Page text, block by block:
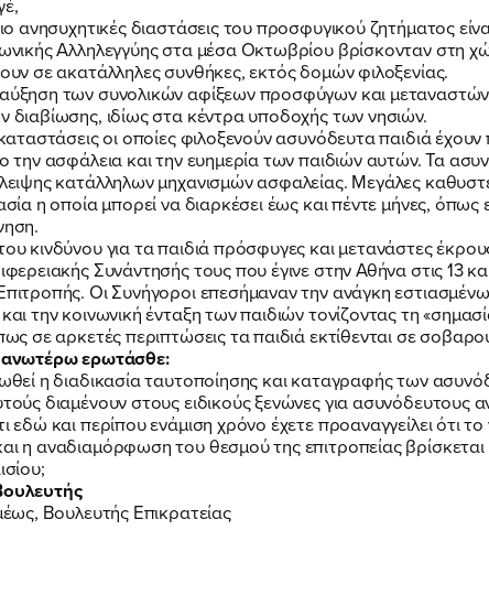
ΠΟΙΑ
ΕΡΓΟ
ΝΕΑ
ΕΛΑ ΚΙ
ανησυχητικές διαστάσεις του προσφυγικού ζητήματος
Αλληλεγγύης στα μέσα Οκτωβρίου βρίσκονταν στη
σε ακατάλληλες συνθήκες, εκτός δομών φιλοξενίας.
των συνολικών αφίξεων προσφύγων και
ιδίως στα κέντρα υποδοχής των νησιών.
οι οποίες φιλοξενούν ασυνόδευτα παιδιά
την ασφάλεια και την ευημερία των παιδιών αυτών. Τα
κατάλληλων μηχανισμών ασφαλείας. Μεγάλες
η οποία μπορεί να διαρκέσει έως και πέντε μήνες, όπως
κινδύνου για τα παιδιά πρόσφυγες και μετανάστες
Συνάντησής τους που έγινε στην Αθήνα στις 13
Οι Συνήγοροι επεσήμαναν την ανάγκη
την κοινωνική ένταξη των παιδιών τονίζοντας τη
σε αρκετές περιπτώσεις τα παιδιά εκτίθενται σε
ερωτάσθε:
η διαδικασία ταυτοποίησης και καταγραφής των
διαμένουν στους ειδικούς ξενώνες για ασυνόδευτους
εδώ και περίπου ενάμιση χρόνο έχετε προαναγγείλει ότι
η αναδιαμόρφωση του θεσμού της επιτροπείας
Βουλευτής Επικρατείας
ΥΠΟΒΟΛΗ
ΥΠΟΒΟΛΗ